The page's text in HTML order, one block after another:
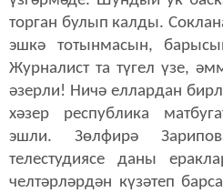
торган булып калды.
эшкә тотынмасын,
Журналист та түгел үзе,
әзерли! Ничә еллардан
хәзер республика
эшли. Зөлфирә
телестудиясе даны
челтәрләрдән күзәтеп